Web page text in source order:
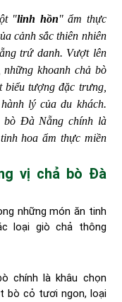
"linh hồn" ẩm thực
cảnh sắc thiên nhiên
trứ danh. Vượt lên
khoanh chả bò
biểu tượng đặc trưng,
lý của du khách.
bò Đà Nẵng chính là
hoa ẩm thực miền
vị chả bò Đà
những món ăn tinh
loại giò chả thông
chính là khâu chọn
bò cỏ tươi ngon, loại